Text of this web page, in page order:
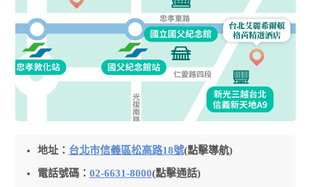
地址： 台北市信義區松高路18號(點擊導航)
電話號碼： 02-6631-8000(點擊通話)